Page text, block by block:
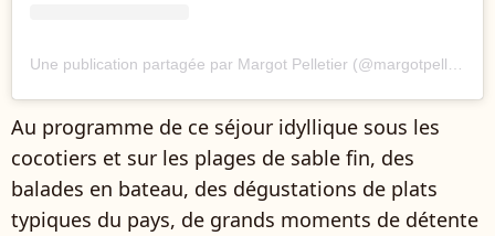
Une publication partagée par Margot Pelletier (@margotpelletier)
Au programme de ce séjour idyllique sous les
cocotiers et sur les plages de sable fin, des
balades en bateau, des dégustations de plats
typiques du pays, de grands moments de détente